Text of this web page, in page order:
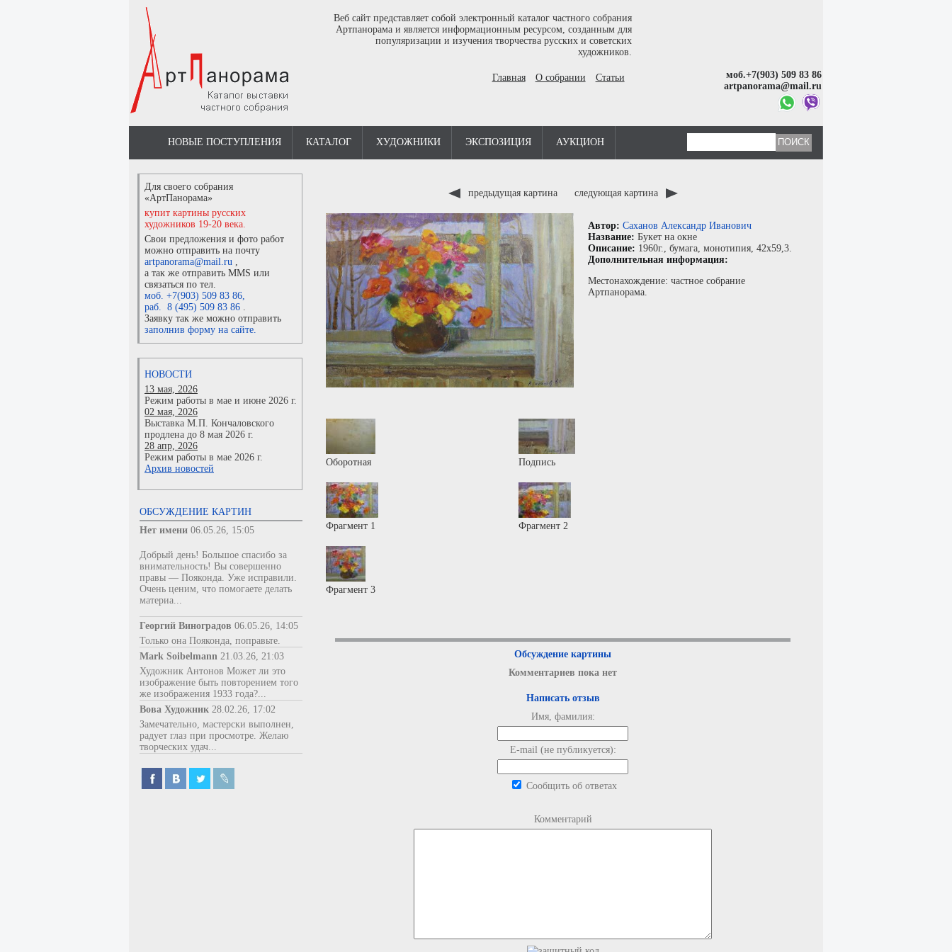
Веб сайт представляет собой электронный каталог частного собрания
Артпанорама и является информационным ресурсом, созданным для
популяризации и изучения творчества русских и советских
художников.
Главная О собрании Статьи
моб.+7(903) 509 83 86
artpanorama@mail.ru
НОВЫЕ ПОСТУПЛЕНИЯ КАТАЛОГ ХУДОЖНИКИ ЭКСПОЗИЦИЯ АУКЦИОН
Для своего собрания
«АртПанорама»
купит картины русских
художников 19-20 века.
Свои предложения и фото работ
можно отправить на почту
artpanorama@mail.ru ,
а так же отправить MMS или
связаться по тел.
моб. +7(903) 509 83 86,
раб. 8 (495) 509 83 86 .
Заявку так же можно отправить
заполнив форму на сайте.
НОВОСТИ
13 мая, 2026
Режим работы в мае и июне 2026 г.
02 мая, 2026
Выставка М.П. Кончаловского
продлена до 8 мая 2026 г.
28 апр, 2026
Режим работы в мае 2026 г.
Архив новостей
ОБСУЖДЕНИЕ КАРТИН
Нет имени 06.05.26, 15:05
Добрый день! Большое спасибо за
внимательность! Вы совершенно
правы — Пояконда. Уже исправили.
Очень ценим, что помогаете делать
материа...
Георгий Виноградов 06.05.26, 14:05
Только она Пояконда, поправьте.
Mark Soibelmann 21.03.26, 21:03
Художник Антонов Может ли это
изображение быть повторением того
же изображения 1933 года?...
Вова Художник 28.02.26, 17:02
Замечательно, мастерски выполнен,
радует глаз при просмотре. Желаю
творческих удач...
предыдущая картина следующая картина
Автор: Саханов Александр Иванович
Название: Букет на окне
Описание: 1960г., бумага, монотипия, 42x59,3.
Дополнительная информация:
Местонахождение: частное собрание
Артпанорама.
Оборотная Подпись
Фрагмент 1 Фрагмент 2
Фрагмент 3
Обсуждение картины
Комментариев пока нет
Написать отзыв
Имя, фамилия:
E-mail (не публикуется):
Сообщить об ответах
Комментарий